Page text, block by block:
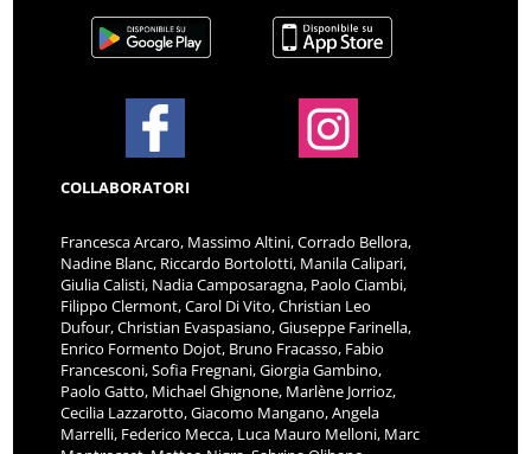
COLLABORATORI
Francesca Arcaro, Massimo Altini, Corrado Bellora,
Nadine Blanc, Riccardo Bortolotti, Manila Calipari,
Giulia Calisti, Nadia Camposaragna, Paolo Ciambi,
Filippo Clermont, Carol Di Vito, Christian Leo
Dufour, Christian Evaspasiano, Giuseppe Farinella,
Enrico Formento Dojot, Bruno Fracasso, Fabio
Francesconi, Sofia Fregnani, Giorgia Gambino,
Paolo Gatto, Michael Ghignone, Marlène Jorrioz,
Cecilia Lazzarotto, Giacomo Mangano, Angela
Marrelli, Federico Mecca, Luca Mauro Melloni, Marc